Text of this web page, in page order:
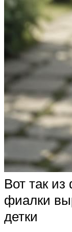
Вот так
фиалки
детки